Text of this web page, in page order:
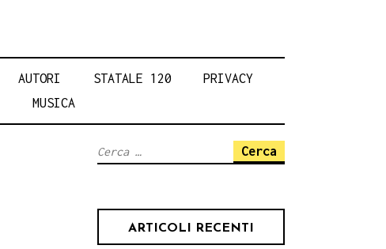
AUTORI STATALE 120
PRIVACY
MUSICA
Ricerca
ARTICOLI RECENTI